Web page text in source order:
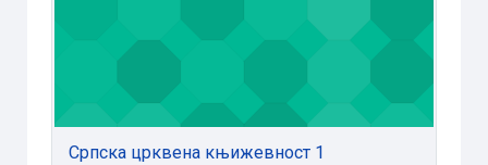
Српска црквена књижевност 1